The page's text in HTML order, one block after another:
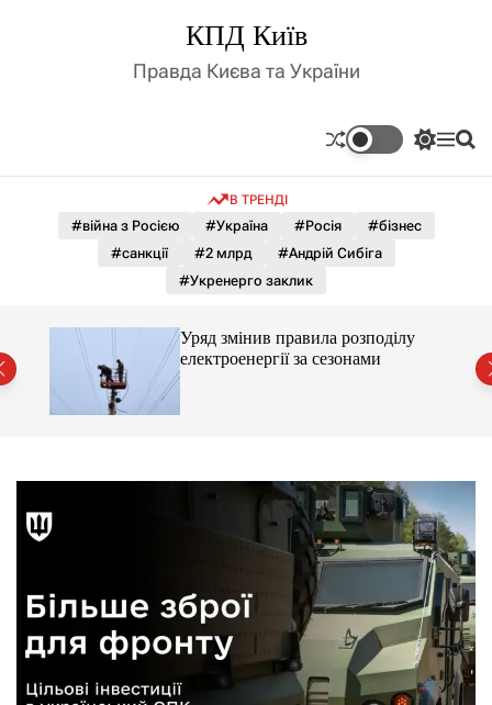
д
у
КПД Київ
Правда Києва та України
П
м
о
л
г
о
р
е
ж
у
М П
В ТРЕНДІ
#війна з Росією #Україна #Росія
#бізнес
#санкції
#2 млрд
#Андрій Сибіга
#Укренерго заклик
Уряд змінив правила розподілу
електроенергії за сезонами